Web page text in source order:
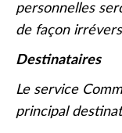
personnelles
de façon
Destinataires
Le service
principal